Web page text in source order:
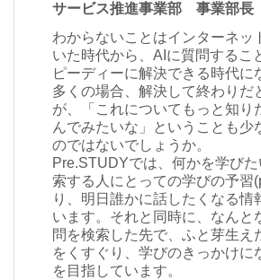
サービス推進事業部 事業部
わからないことはインターネッ
いた時代から、AIに質問するこ
ピーディーに解決できる時代に
多くの場合、解決して終わりだ
が、「これについてもっと知り
んでみたいな」ということも少
のではないでしょうか。
Pre.STUDYでは、何かを学び
索する人にとっての学びの予習
り、明日誰かに話したくなる情
います。それと同時に、なんと
問を検索した先で、ふと芽生え
をくすぐり、学びのきっかけに
を目指しています。